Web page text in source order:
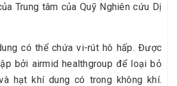
Trung tâm của Quỹ Nghiên cứu Dị
có thể chứa vi-rút hô hấp. Được
bởi airmid healthgroup để loại bỏ
hạt khí dung có trong không khí.